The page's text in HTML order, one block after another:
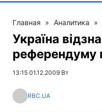
Главная » Аналитика »
Україна
референдуму
13:15 01.12.2009 Вт
RBC.UA